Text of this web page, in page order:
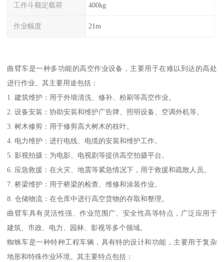
工作斗额定载荷 400kg
作业幅度 21m
曲臂车是一种多功能的高空作业设备，主要用于在难以到达的高处
进行作业。其主要用途包括：
1. 建筑维护：用于外墙清洗、修补、粉刷等高空作业。
2. 设备安装：协助安装和维护广告牌、照明设备、空调外机等。
3. 树木修剪：用于修剪高大树木的枝叶。
4. 电力维护：进行电线、电缆的安装和维护工作。
5. 影视拍摄：为电影、电视剧等提供高空拍摄平台。
6. 应急救援：在火灾、地震等紧急情况下，用于救援和疏散人员。
7. 桥梁维护：用于桥梁的检查、维修和涂装作业。
8. 仓储物流：在仓库中进行高空货物的存取和整理。
曲臂车具有灵活性强、作业范围广、安全性高等特点，广泛应用于
建筑、市政、电力、园林、影视等多个领域。
蜘蛛车是一种特种工程车辆，具有特的设计和功能，主要用于复杂
地形和特殊作业环境。其主要特点包括：